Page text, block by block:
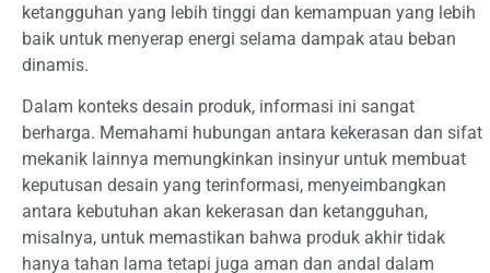
ketangguhan yang lebih tinggi dan kemampuan yang lebih
baik untuk menyerap energi selama dampak atau beban
dinamis.
Dalam konteks desain produk, informasi ini sangat
berharga. Memahami hubungan antara kekerasan dan sifat
mekanik lainnya memungkinkan insinyur untuk membuat
keputusan desain yang terinformasi, menyeimbangkan
antara kebutuhan akan kekerasan dan ketangguhan,
misalnya, untuk memastikan bahwa produk akhir tidak
hanya tahan lama tetapi juga aman dan andal dalam